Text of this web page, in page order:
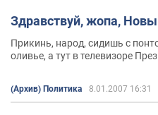
Здравствуй, жопа,
Прикинь, народ, сидишь с
оливье, а тут в телевизоре
(Архив) Политика 8.01.2007 16:31